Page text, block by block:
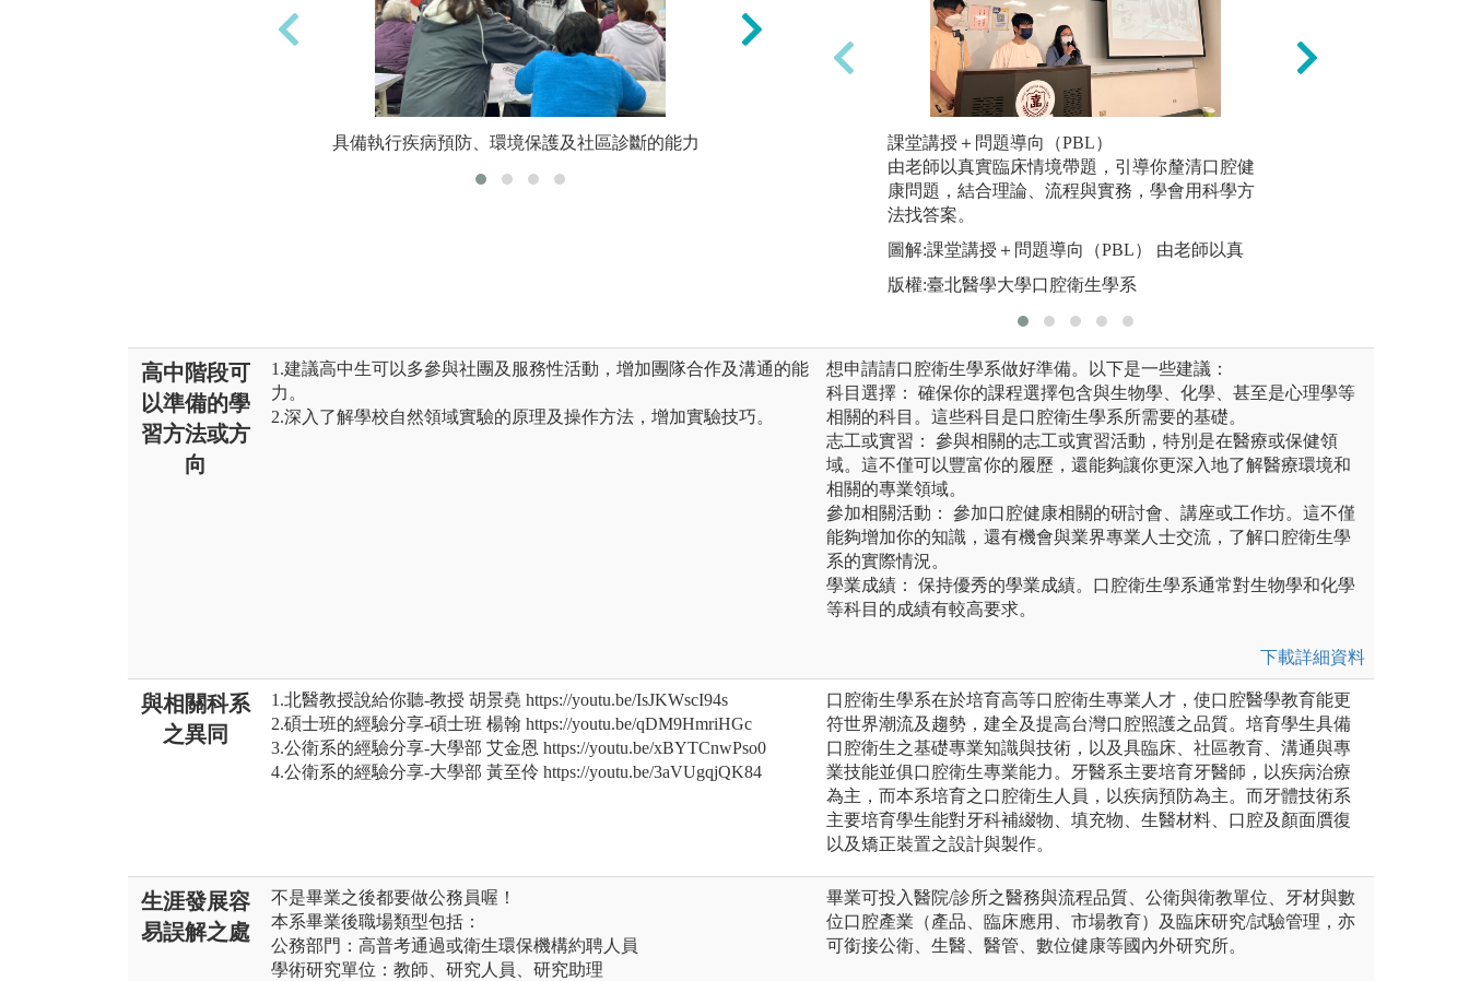
具備執行疾病預防、環境保護及社區診斷的能力 培養資料分析能力
課堂講授＋問題導向（PBL）
由老師以真實臨床情境帶題，引導你釐清口腔健
康問題，結合理論、流程與實務，學會用科學方
法找答案。
圖解:課堂講授＋問題導向（PBL） 由老師以真
版權:臺北醫學大學口腔衛生學系
高中階段可
以準備的學
習方法或方
向
1.建議高中生可以多參與社團及服務性活動，增加團隊合作及溝通的能
力。
2.深入了解學校自然領域實驗的原理及操作方法，增加實驗技巧。
想申請請口腔衛生學系做好準備。以下是一些建議：
科目選擇： 確保你的課程選擇包含與生物學、化學、甚至是心理學等
相關的科目。這些科目是口腔衛生學系所需要的基礎。
志工或實習： 參與相關的志工或實習活動，特別是在醫療或保健領
域。這不僅可以豐富你的履歷，還能夠讓你更深入地了解醫療環境和
相關的專業領域。
參加相關活動： 參加口腔健康相關的研討會、講座或工作坊。這不僅
能夠增加你的知識，還有機會與業界專業人士交流，了解口腔衛生學
系的實際情況。
學業成績： 保持優秀的學業成績。口腔衛生學系通常對生物學和化學
等科目的成績有較高要求。
下載詳細資料
與相關科系
之異同
1.北醫教授說給你聽-教授 胡景堯 https://youtu.be/IsJKWscI94s
2.碩士班的經驗分享-碩士班 楊翰 https://youtu.be/qDM9HmriHGc
3.公衛系的經驗分享-大學部 艾金恩 https://youtu.be/xBYTCnwPso0
4.公衛系的經驗分享-大學部 黃至伶 https://youtu.be/3aVUgqjQK84
口腔衛生學系在於培育高等口腔衛生專業人才，使口腔醫學教育能更
符世界潮流及趨勢，建全及提高台灣口腔照護之品質。培育學生具備
口腔衛生之基礎專業知識與技術，以及具臨床、社區教育、溝通與專
業技能並俱口腔衛生專業能力。牙醫系主要培育牙醫師，以疾病治療
為主，而本系培育之口腔衛生人員，以疾病預防為主。而牙體技術系
主要培育學生能對牙科補綴物、填充物、生醫材料、口腔及顏面贋復
以及矯正裝置之設計與製作。
生涯發展容
易誤解之處
不是畢業之後都要做公務員喔！
本系畢業後職場類型包括：
公務部門：高普考通過或衛生環保機構約聘人員
學術研究單位：教師、研究人員、研究助理
畢業可投入醫院/診所之醫務與流程品質、公衛與衛教單位、牙材與數
位口腔產業（產品、臨床應用、市場教育）及臨床研究/試驗管理，亦
可銜接公衛、生醫、醫管、數位健康等國內外研究所。